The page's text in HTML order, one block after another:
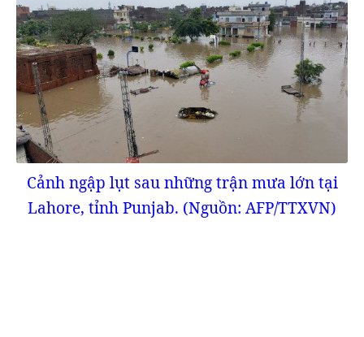
Cảnh ngập lụt sau những trận mưa lớn tại
Lahore, tỉnh Punjab. (Nguồn: AFP/TTXVN)